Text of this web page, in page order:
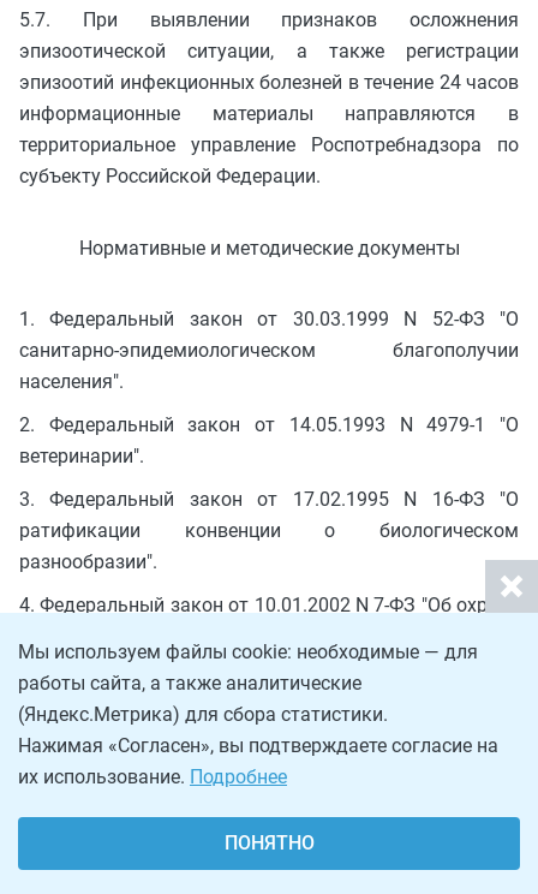
5.7. При выявлении признаков осложнения
эпизоотической ситуации, а также регистрации
эпизоотий инфекционных болезней в течение 24 часов
информационные материалы направляются в
территориальное управление Роспотребнадзора по
субъекту Российской Федерации.
Нормативные и методические документы
1. Федеральный закон от 30.03.1999 N 52-ФЗ "О
санитарно-эпидемиологическом благополучии
населения".
2. Федеральный закон от 14.05.1993 N 4979-1 "О
ветеринарии".
3. Федеральный закон от 17.02.1995 N 16-ФЗ "О
ратификации конвенции о биологическом
разнообразии".
4. Федеральный закон от 10.01.2002 N 7-ФЗ "Об охране
5. Федеральный закон от 26.04.2008 N 52-ФЗ "О
ратификации Соглашения о международных
стандартах на гуманный отлов диких животных
между Европейским сообществом, Канадой и
6. Федеральный закон от 21.11.2011 N 323-ФЗ "Об
Мы используем файлы cookie: необходимые — для
работы сайта, а также аналитические
(Яндекс.Метрика) для сбора статистики.
Нажимая «Согласен», вы подтверждаете согласие на
их использование. Подробнее
ПОНЯТНО